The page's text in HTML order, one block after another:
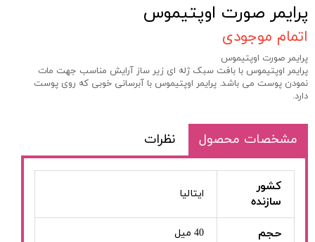
پرایمر صورت اوپتیموس
اتمام موجودی
پرایمر صورت اوپتیموس
پرایمر اوپتیموس با بافت سبک ژله ای زیر ساز آرایش مناسب جهت مات
نمودن پوست می باشد. پرایمر اوپتیموس با آبرسانی خوبی که روی پوست
دارد.
مشخصات محصول نظرات
کشور
سازنده
ایتالیا
حجم 40 میل